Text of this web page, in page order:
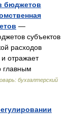
бюджетов
—
субъектов
расходов
отражает
главным
бухгалтерский